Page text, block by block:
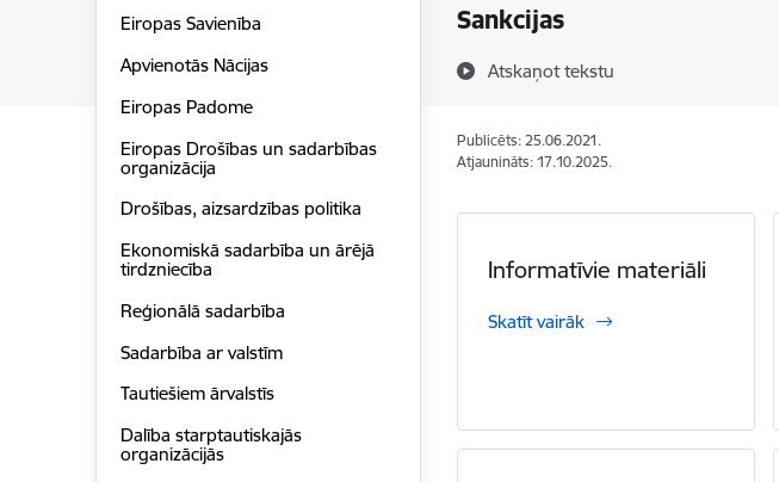
Sankcijas
Atskaņot tekstu
Eiropas Savienība
Apvienotās Nācijas
Eiropas Padome
Eiropas Drošības un sadarbības
organizācija
Drošības, aizsardzības politika
Ekonomiskā sadarbība un ārējā
tirdzniecība
Reģionālā sadarbība
Sadarbība ar valstīm
Tautiešiem ārvalstīs
Dalība starptautiskajās
organizācijās
Publicēts: 25.06.2021.
Atjaunināts: 17.10.2025.
Informatīvie materiāli
Skatīt vairāk